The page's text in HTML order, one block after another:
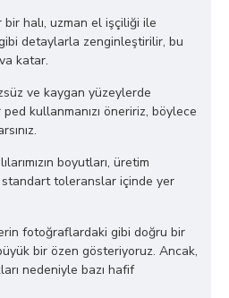
bir halı, uzman el işçiliği ile
detaylarla zenginleştirilir, bu
katar.
ve kaygan yüzeylerde
kullanmanızı öneririz, böylece
boyutları, üretim
toleranslar içinde yer
fotoğraflardaki gibi doğru bir
bir özen gösteriyoruz. Ancak,
nedeniyle bazı hafif